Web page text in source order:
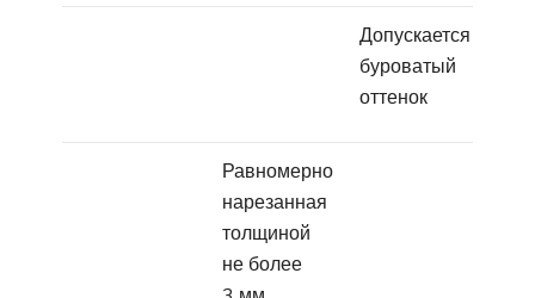
Допускается
буроватый
оттенок
Равномерно
нарезанная
толщиной
не более